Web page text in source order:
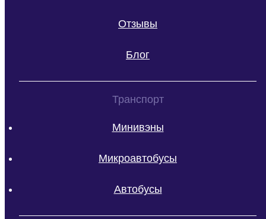
Отзывы
Блог
Транспорт
Минивэны
Микроавтобусы
Автобусы